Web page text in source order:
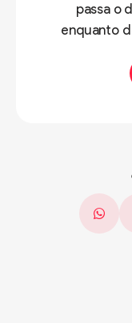
passa o
enquanto